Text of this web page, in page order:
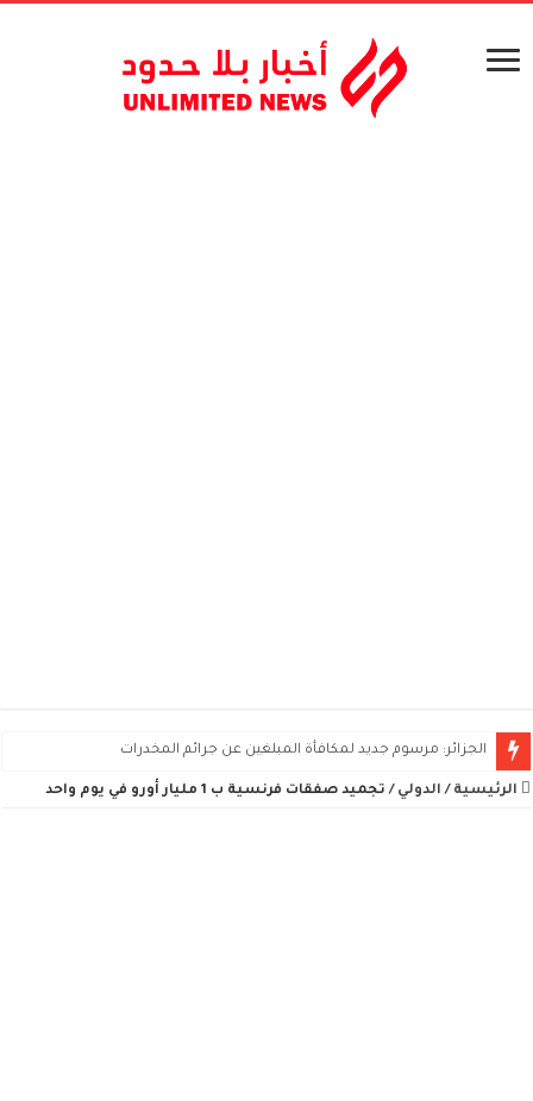
الجزائر: مرسوم جديد لمكافأة المبلغين عن جرائم المخدرات
الرئيسية / الدولي / تجميد صفقات فرنسية ب 1 مليار أورو في يوم واحد